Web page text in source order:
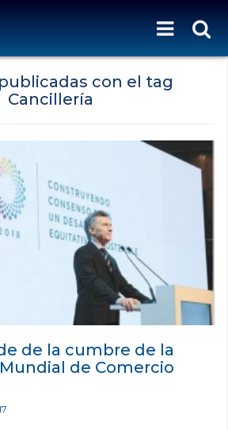
con el tag
Cancillería
de la cumbre de la
de Comercio